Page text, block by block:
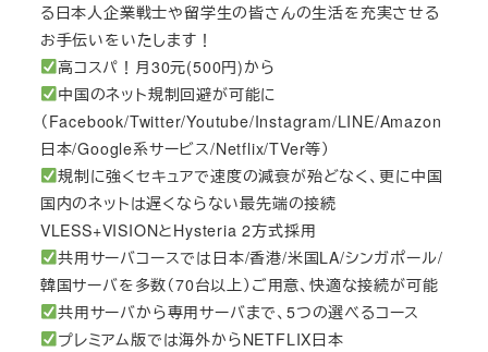
る日本人企業戦士や留学生の皆さんの生活を充実させる
お手伝いをいたします！
高コスパ！月30元(500円)から
中国のネット規制回避が可能に
（Facebook/Twitter/Youtube/Instagram/LINE/Amazon
日本/Google系サービス/Netflix/TVer等）
規制に強くセキュアで速度の減衰が殆どなく、更に中国
国内のネットは遅くならない最先端の接続
VLESS+VISIONとHysteria 2方式採用
共用サーバコースでは日本/香港/米国LA/シンガポール/
韓国サーバを多数（70台以上）ご用意、快適な接続が可能
共用サーバから専用サーバまで、5つの選べるコース
プレミアム版では海外からNETFLIX日本